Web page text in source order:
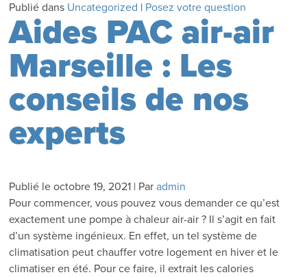
Publié dans Uncategorized | Posez votre question
Aides PAC air-air
Marseille : Les
conseils de nos
experts
Publié le octobre 19, 2021 | Par admin
Pour commencer, vous pouvez vous demander ce qu’est
exactement une pompe à chaleur air-air ? Il s’agit en fait
d’un système ingénieux. En effet, un tel système de
climatisation peut chauffer votre logement en hiver et le
climatiser en été. Pour ce faire, il extrait les calories